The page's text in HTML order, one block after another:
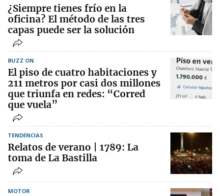
¿Siempre tienes frío en la
oficina? El método de las tres
capas puede ser la solución
BUZZ ON
El piso de cuatro habitaciones y
211 metros por casi dos millones
que triunfa en redes: “Corred
que vuela”
TENDENCIAS
Relatos de verano | 1789: La
toma de La Bastilla
MOTOR